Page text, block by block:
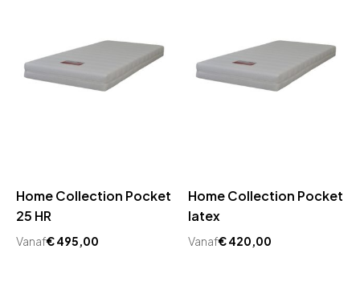
Home Collection Pocket
25 HR
Vanaf€495,00
Home Collection Pocket
latex
Vanaf€420,00